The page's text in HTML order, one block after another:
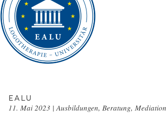
EALU
11. Mai 2023 |Ausbildungen, Beratung, Mediation